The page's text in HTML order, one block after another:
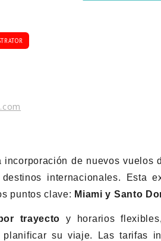
de nuevos vuelos
internacionales. Esta
puntos clave: Miami y Santo
trayecto y horarios
su viaje. Las tarifas